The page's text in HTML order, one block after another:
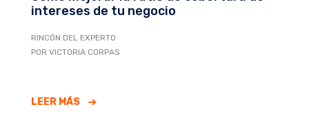
intereses de tu negocio
RINCÓN DEL EXPERTO
POR VICTORIA CORPAS
LEER MÁS